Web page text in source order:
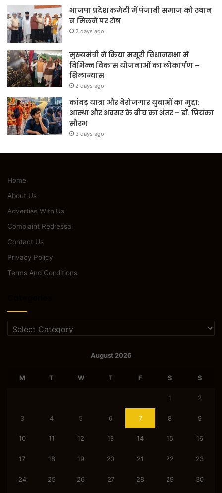
भाजपा प्रदेश कमेटी में पंजाबी समाज को स्थान
न मिलने पर रोष
2 days ago
मुख्यमंत्री ने किया मसूरी विधानसभा में
विभिन्न विकास योजनाओं का लोकार्पण –
शिलान्यास
2 days ago
कांवड़ यात्रा और बेरोजगार युवाओं का मुद्दा:
आस्था और अवसर के बीच का अंतर – डॉ. प्रियंका
सौरभ
3 days ago
Home
About Us
Advertise With Us
Complaint Redressal
Contact Us
Privacy Policy
Terms And Conditions
Categories
August 2026
M T W T F S S
1 2
3 4 5 6 7 8 9
10 11 12 13 14 15 16
17 18 19 20 21 22 23
24 25 26 27 28 29 30